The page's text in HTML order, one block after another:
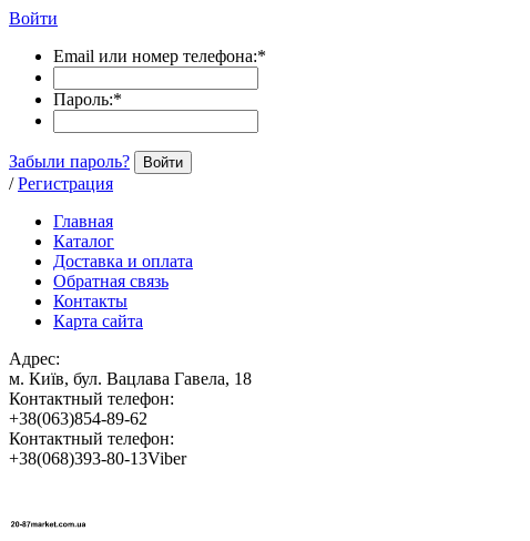
Войти
Email или номер телефона:*
Пароль:*
Забыли пароль? Войти
/ Регистрация
Главная
Каталог
Доставка и оплата
Обратная связь
Контакты
Карта сайта
Адрес:
м. Київ, бул. Вацлава Гавела, 18
Контактный телефон:
+38(063)854-89-62
Контактный телефон:
+38(068)393-80-13Viber